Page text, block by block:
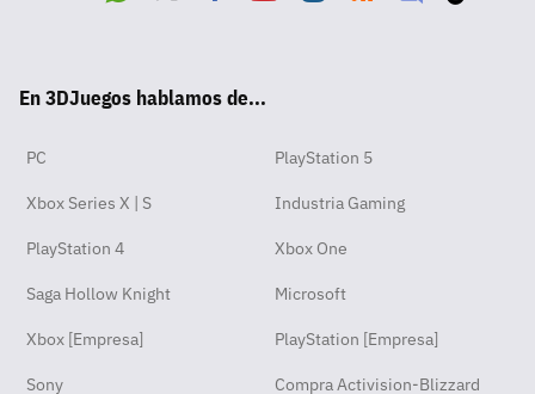
pp
ok
En 3DJuegos hablamos de...
PC PlayStation 5
Xbox Series X | S Industria Gaming
PlayStation 4 Xbox One
Saga Hollow Knight Microsoft
Xbox [Empresa] PlayStation [Empresa]
Sony Compra Activision-Blizzard